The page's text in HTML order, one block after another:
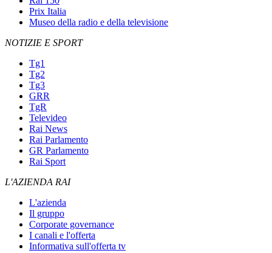
Prix Italia
Museo della radio e della televisione
NOTIZIE E SPORT
Tg1
Tg2
Tg3
GRR
TgR
Televideo
Rai News
Rai Parlamento
GR Parlamento
Rai Sport
L'AZIENDA RAI
L'azienda
Il gruppo
Corporate governance
I canali e l'offerta
Informativa sull'offerta tv